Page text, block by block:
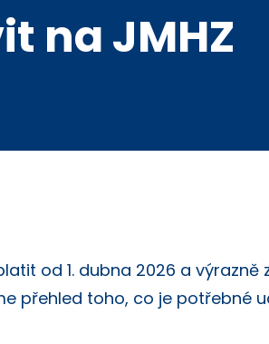
na JMHZ
od 1. dubna 2026 a výrazně
přehled toho, co je potřebné